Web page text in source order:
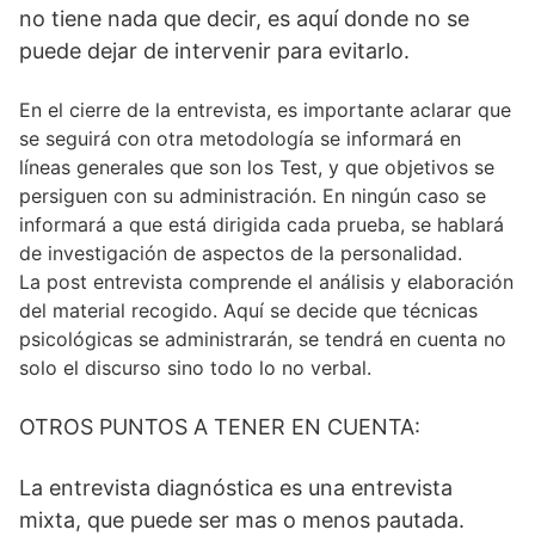
no tiene nada que decir, es aquí donde no se
puede dejar de intervenir para evitarlo.
En el cierre de la entrevista, es importante aclarar que
se seguirá con otra metodología se informará en
líneas generales que son los Test, y que objetivos se
persiguen con su administración. En ningún caso se
informará a que está dirigida cada prueba, se hablará
de investigación de aspectos de la personalidad.
La post entrevista comprende el análisis y elaboración
del material recogido. Aquí se decide que técnicas
psicológicas se administrarán, se tendrá en cuenta no
solo el discurso sino todo lo no verbal.
OTROS PUNTOS A TENER EN CUENTA:
La entrevista diagnóstica es una entrevista
mixta, que puede ser mas o menos pautada.